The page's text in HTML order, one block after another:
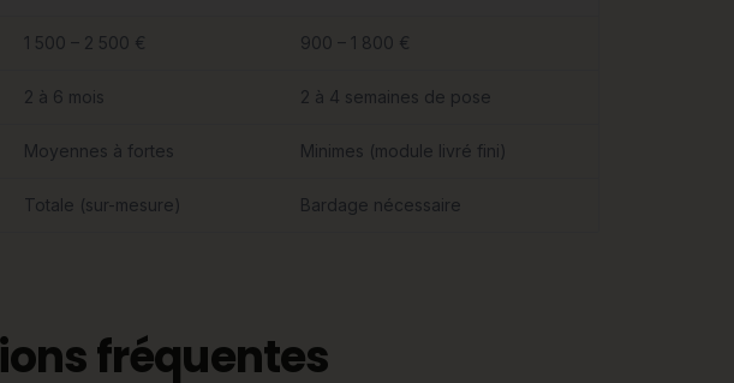
1 500 – 2 500 € 900 – 1 800 €
2 à 6 mois 2 à 4 semaines de pose
Moyennes à fortes Minimes (module livré fini)
Totale (sur-mesure) Bardage nécessaire
fréquentes